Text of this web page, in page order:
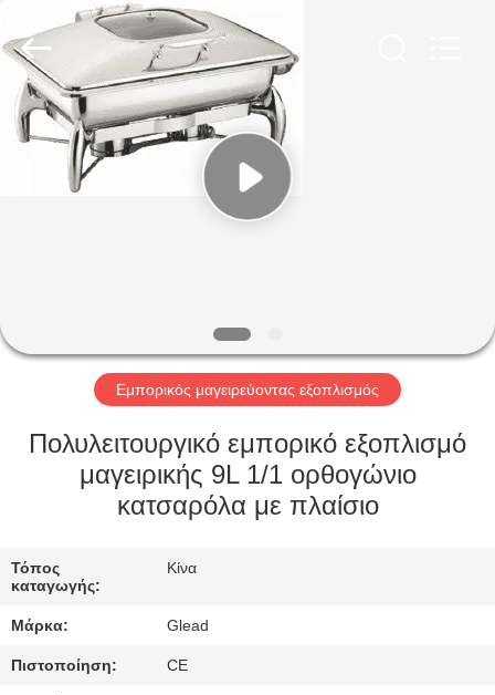
ΣΠΊΤΙ
ΠΡΟΪΌΝΤΑ
ΕΜΦΆΝΙΣΗ
VR
ΣΧΕΤΙΚΆ
ΕΠΙΣΚΈΨΕΙΣ
ΣΤΟ
Equipment
Co.,
Ltd..
Rights
Reserved.
Εμπορικός μαγειρεύοντας εξοπλισμός
Πολυλειτουργικό εμπορικό εξοπλισμό
μαγειρικής 9L 1/1 ορθογώνιο
κατσαρόλα με πλαίσιο
Τόπος
καταγωγής:
Κίνα
Μάρκα: Glead
Πιστοποίηση: CE